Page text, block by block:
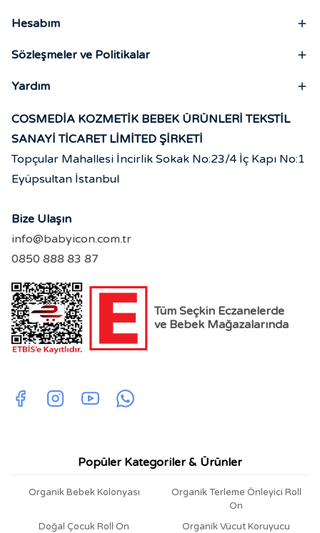
Hesabım
Sözleşmeler ve Politikalar
Yardım
COSMEDİA KOZMETİK BEBEK ÜRÜNLERİ TEKSTİL
SANAYİ TİCARET LİMİTED ŞİRKETİ
Topçular Mahallesi İncirlik Sokak No:23/4 İç Kapı No:1
Eyüpsultan İstanbul
Bize Ulaşın
info@babyicon.com.tr
0850 888 83 87
Tüm Seçkin Eczanelerde
ve Bebek Mağazalarında
Popüler Kategoriler & Ürünler
Organik Bebek Kolonyası
Organik Terleme Önleyici Roll
On
Doğal Çocuk Roll On
Organik Vücut Koruyucu